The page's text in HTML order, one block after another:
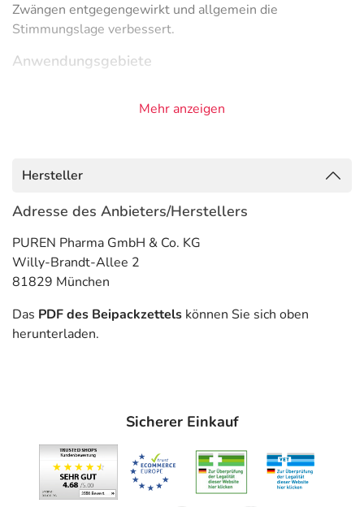
Zwängen entgegengewirkt und allgemein die
Stimmungslage verbessert.
Anwendungsgebiete
Was spricht gegen eine Anwendung?
Immer:
- Überempfindlichkeit gegen die Inhaltsstoffe
- Herzerkrankungen, wie:
- Abweichung im EKG (Verlängerung der QT-Dauer)
Unter Umständen - sprechen Sie hierzu mit Ihrem Arzt
oder Apotheker:
- Eingeschränkte Nierenfunktion
- Eingeschränkte Leberfunktion
- Diabetes mellitus (Zuckerkrankheit)
Mehr anzeigen
Hersteller
Adresse des Anbieters/Herstellers
PUREN Pharma GmbH & Co. KG
Willy-Brandt-Allee 2
81829 München
Das PDF des Beipackzettels können Sie sich oben
herunterladen.
Sicherer Einkauf